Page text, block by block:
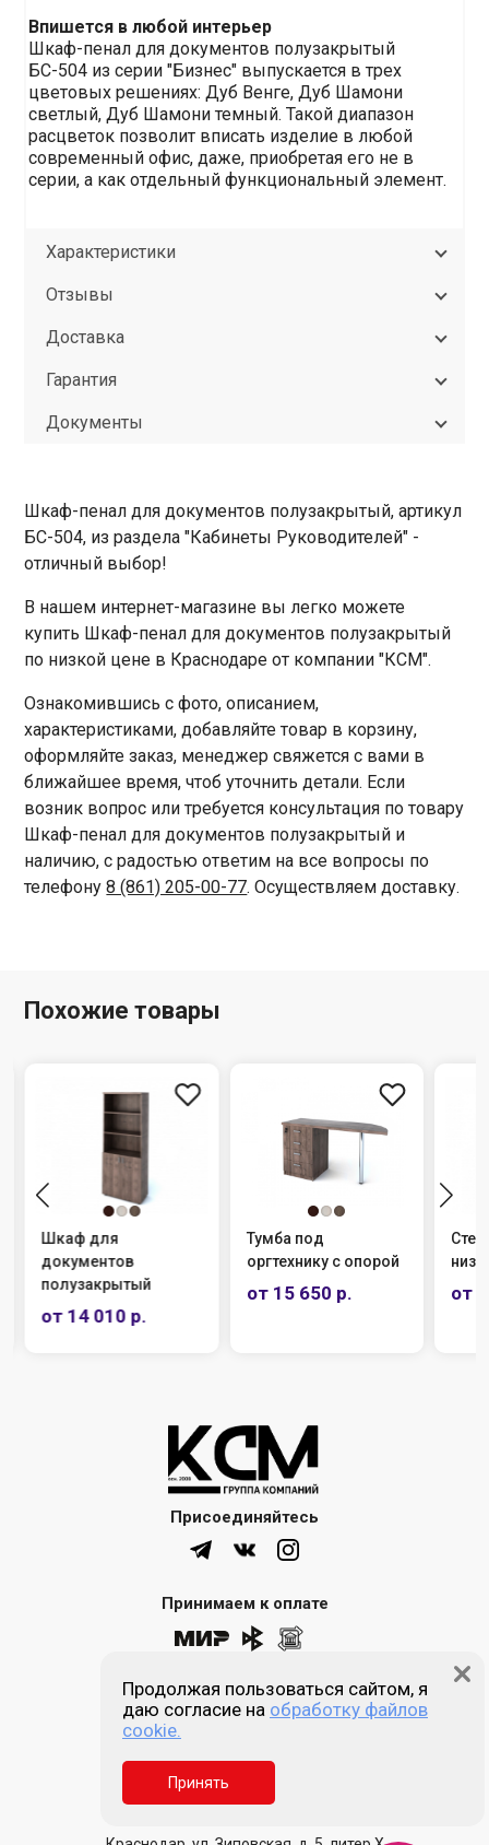
Впишется в любой интерьер
Шкаф-пенал для документов полузакрытый
БС-504 из серии "Бизнес" выпускается в трех
цветовых решениях: Дуб Венге, Дуб Шамони
светлый, Дуб Шамони темный. Такой диапазон
расцветок позволит вписать изделие в любой
современный офис, даже, приобретая его не в
серии, а как отдельный функциональный элемент.
Характеристики
Отзывы
Доставка
Гарантия
Документы
Шкаф-пенал для документов полузакрытый, артикул
БС-504, из раздела "Кабинеты Руководителей" -
отличный выбор!
В нашем интернет-магазине вы легко можете
купить Шкаф-пенал для документов полузакрытый
по низкой цене в Краснодаре от компании "КСМ".
Ознакомившись с фото, описанием,
характеристиками, добавляйте товар в корзину,
оформляйте заказ, менеджер свяжется с вами в
ближайшее время, чтоб уточнить детали. Если
возник вопрос или требуется консультация по товару
Шкаф-пенал для документов полузакрытый и
наличию, с радостью ответим на все вопросы по
телефону8 (861) 205-00-77. Осуществляем доставку.
Похожие товары
Шкаф для
документов
полузакрытый
от 14 010 р.
Тумба под
оргтехнику с опорой
от 15 650 р. от
Присоединяйтесь
Принимаем к оплате
8 (861) 205-00-77
Звонок бесплатный
Пн-пт 9:00 - 18:00
Сб, Вс - выходной
Продолжая пользоваться сайтом, я
даю согласие на обработку файлов
cookie.
Принять